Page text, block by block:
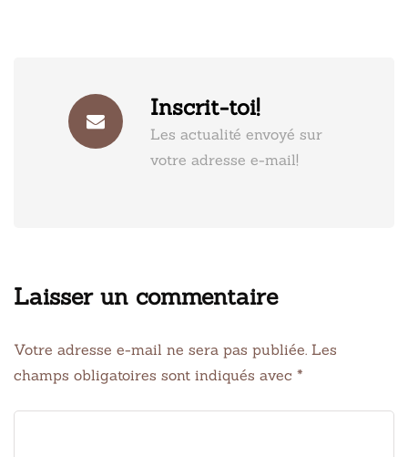
Inscrit-toi!
Les actualité envoyé sur
votre adresse e-mail!
Laisser un commentaire
Votre adresse e-mail ne sera pas publiée. Les
champs obligatoires sont indiqués avec *